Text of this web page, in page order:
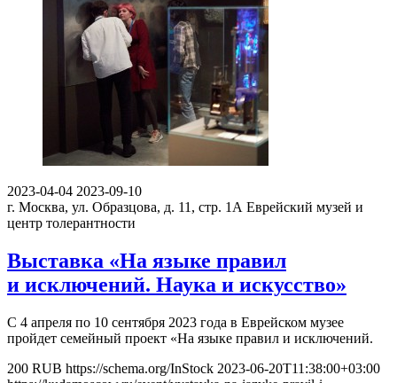
2023-04-04 2023-09-10
г. Москва, ул. Образцова, д. 11, стр. 1А Еврейский музей и
центр толерантности
Выставка «На языке правил
и исключений. Наука и искусство»
С 4 апреля по 10 сентября 2023 года в Еврейском музее
пройдет семейный проект «На языке правил и исключений.
200 RUB https://schema.org/InStock 2023-06-20T11:38:00+03:00